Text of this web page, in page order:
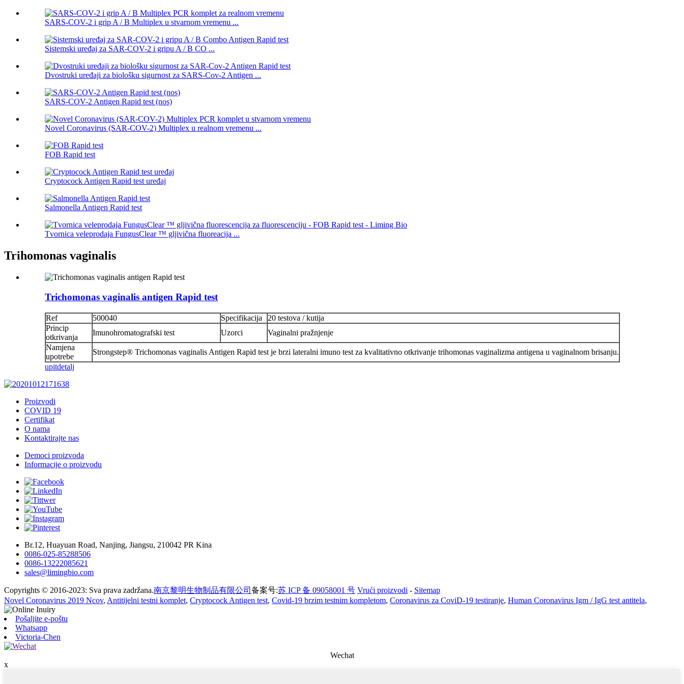
SARS-COV-2 i grip A / B Multiplex u stvarnom vremenu ...
Sistemski uređaj za SAR-COV-2 i gripu A / B CO ...
Dvostruki uređaji za biološku sigurnost za SARS-Cov-2 Antigen ...
SARS-COV-2 Antigen Rapid test (nos)
Novel Coronavirus (SAR-COV-2) Multiplex u realnom vremenu ...
FOB Rapid test
Cryptocock Antigen Rapid test uređaj
Salmonella Antigen Rapid test
Tvornica veleprodaja FungusClear ™ gljivična fluoreacija ...
Trihomonas vaginalis
Trichomonas vaginalis antigen Rapid test
Ref 500040 Specifikacija
20 testova / kutija
Princip
otkrivanja
Imunohromatografski test Uzorci
Vaginalni pražnjenje
Namjena
upotrebe
Strongstep® Trichomonas vaginalis Antigen Rapid test je brzi lateralni imuno test za kvalitativno otkrivanje trihomonas vaginalizma antigena u vaginalnom brisanju.
upitdetalj
Proizvodi
COVID 19
Certifikat
O nama
Kontaktirajte nas
Democi proizvoda
Informacije o proizvodu
Br.12, Huayuan Road, Nanjing, Jiangsu, 210042 PR Kina
0086-025-85288506
0086-13222085621
sales@limingbio.com
Copyrights © 2016-2023: Sva prava zadržana.南京黎明生物制品有限公司 备案号:苏 ICP 备 09058001 号 Vrući proizvodi - Sitemap
Novel Coronavirus 2019 Ncov, Antitijelni testni komplet, Cryptocock Antigen test, Covid-19 brzim testnim kompletom, Coronavirus za CoviD-19 testiranje, Human Coronavirus Igm / IgG test antitela,
Pošaljite e-poštu
Whatsapp
Victoria-Chen
Wechat
x